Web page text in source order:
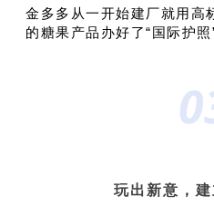
金多多从一开始建厂就用高
的糖果产品办好了“国际护照”
玩出新意，